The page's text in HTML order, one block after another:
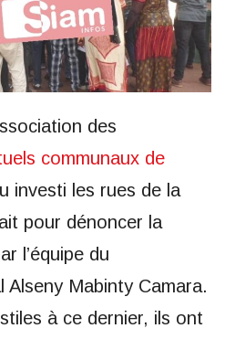
des
communaux de
investi les rues de la
pour dénoncer la
l’équipe du
Alseny Mabinty Camara.
à ce dernier, ils ont